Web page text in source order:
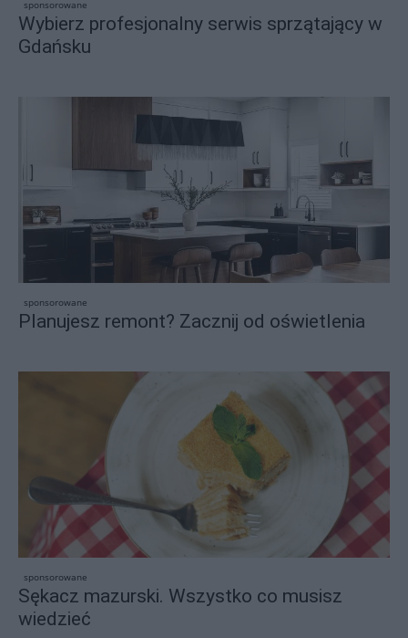
sponsorowane
Wybierz profesjonalny serwis sprzątający w
Gdańsku
sponsorowane
Planujesz remont? Zacznij od oświetlenia
sponsorowane
Sękacz mazurski. Wszystko co musisz
wiedzieć